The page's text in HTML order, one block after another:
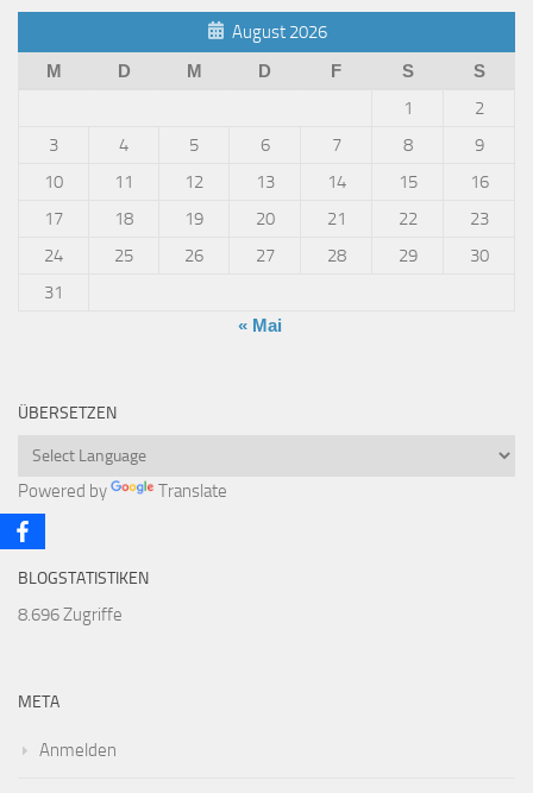
August 2026
M D M D F S S
1
2
3
4 5 6 7 8
9
10
11 12 13 14 15
16
17
18 19 20 21 22
23
24
25 26 27 28 29
30
31
« Mai
ÜBERSETZEN
Powered by Translate
BLOGSTATISTIKEN
8.696 Zugriffe
META
Anmelden